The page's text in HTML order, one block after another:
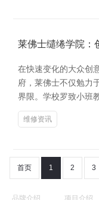
莱佛士缱绻学院：
在快速变化的大众创
府，莱佛士不仅勉力
界限。学校罗致小班
维修资讯
首页 1 2 3
品牌介绍 项目介绍